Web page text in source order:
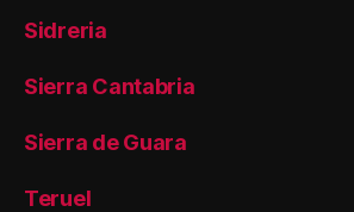
Sidreria
Sierra Cantabria
Sierra de Guara
Teruel